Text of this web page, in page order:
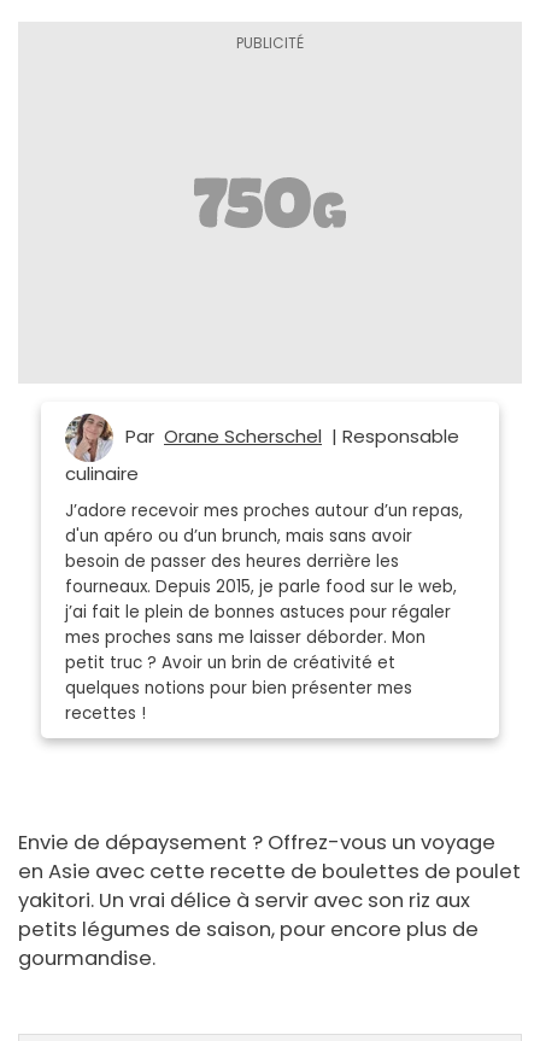
Par Orane Scherschel | Responsable
culinaire
J’adore recevoir mes proches autour d’un repas,
d'un apéro ou d’un brunch, mais sans avoir
besoin de passer des heures derrière les
fourneaux. Depuis 2015, je parle food sur le web,
j’ai fait le plein de bonnes astuces pour régaler
mes proches sans me laisser déborder. Mon
petit truc ? Avoir un brin de créativité et
quelques notions pour bien présenter mes
recettes !
Envie de dépaysement ? Offrez-vous un voyage
en Asie avec cette recette de boulettes de poulet
yakitori. Un vrai délice à servir avec son riz aux
petits légumes de saison, pour encore plus de
gourmandise.